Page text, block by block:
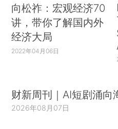
向松祚：宏观经济70
讲，带你了解国内外
经济大局
2022年04月06日
财新周刊｜AI短剧涌向
2026年08月07日